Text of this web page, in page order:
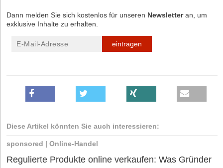
Dann melden Sie sich kostenlos für unseren Newsletteran, um
exklusive Inhalte zu erhalten.
eintragen
Diese Artikel könnten Sie auch interessieren:
sponsored | Online-Handel
Regulierte Produkte online verkaufen: Was Gründer